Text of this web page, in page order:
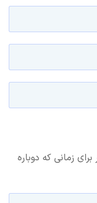
زمانی که دوباره